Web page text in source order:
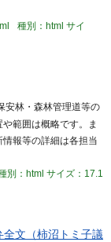
種別：html サイ
安林・森林管理道等の
範囲は概略です。ま
報等の詳細は各担当
別：html サイズ：17.1
文（柿沼トミ子議